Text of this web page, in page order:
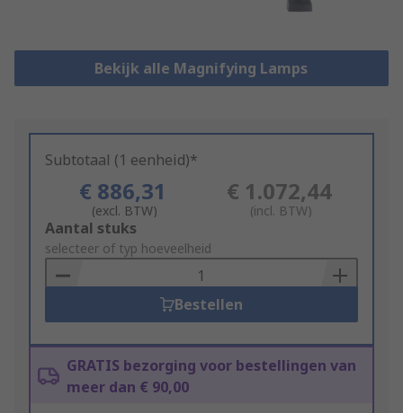
Bekijk alle Magnifying Lamps
Subtotaal (1 eenheid)*
€ 886,31
(excl. BTW)
€ 1.072,44
(incl. BTW)
Add
to
Basket
Aantal stuks
selecteer of typ hoeveelheid
Bestellen
GRATIS bezorging voor bestellingen van
meer dan € 90,00